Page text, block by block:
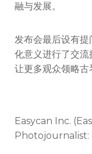
融与发展。
发布会最后设有
化意义进行了交流
让更多观众领略古
Easycan Inc.
Photojournalist: